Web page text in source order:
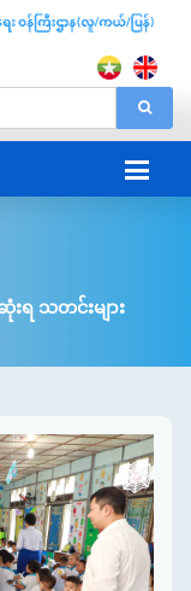
းရ သတင်းများ